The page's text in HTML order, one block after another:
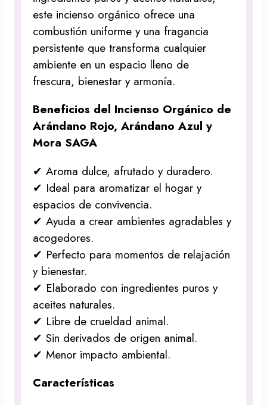
este incienso orgánico ofrece una
combustión uniforme y una fragancia
persistente que transforma cualquier
ambiente en un espacio lleno de
frescura, bienestar y armonía.
Beneficios del Incienso Orgánico de
Arándano Rojo, Arándano Azul y
Mora SAGA
✔ Aroma dulce, afrutado y duradero.
✔ Ideal para aromatizar el hogar y
espacios de convivencia.
✔ Ayuda a crear ambientes agradables y
acogedores.
✔ Perfecto para momentos de relajación
y bienestar.
✔ Elaborado con ingredientes puros y
aceites naturales.
✔ Libre de crueldad animal.
✔ Sin derivados de origen animal.
✔ Menor impacto ambiental.
Características